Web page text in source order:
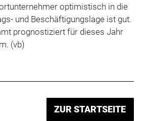
optimistisch in die
und Beschäftigungslage ist gut.
prognostiziert für dieses Jahr
(vb)
ZUR STARTSEITE